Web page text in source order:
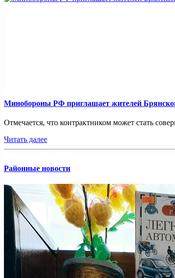
Минобoроны РФ приглaшaет житeлeй
Отмечается, что контрактником может стать
Читать далее
Районные новости